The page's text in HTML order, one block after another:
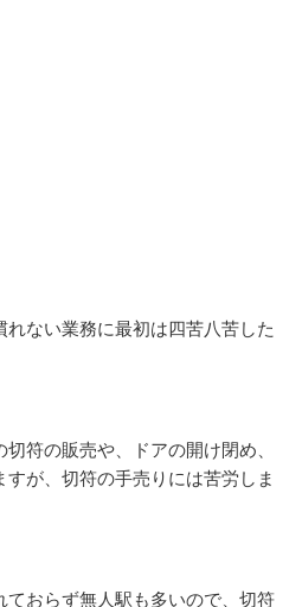
ない業務に最初は四苦八苦した
切符の販売や、ドアの開け閉め、
が、切符の手売りには苦労しま
ておらず無人駅も多いので、切符